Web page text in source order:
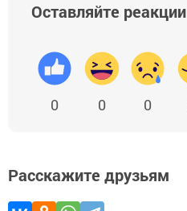
Оставляйте реакции
0 0 0
Расскажите друзьям